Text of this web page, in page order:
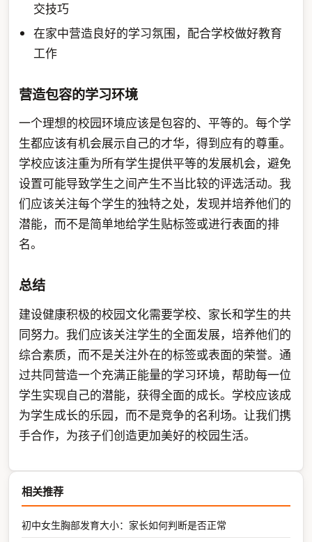
交技巧
在家中营造良好的学习氛围，配合学校做好教育
工作
营造包容的学习环境
一个理想的校园环境应该是包容的、平等的。每个学
生都应该有机会展示自己的才华，得到应有的尊重。
学校应该注重为所有学生提供平等的发展机会，避免
设置可能导致学生之间产生不当比较的评选活动。我
们应该关注每个学生的独特之处，发现并培养他们的
潜能，而不是简单地给学生贴标签或进行表面的排
名。
总结
建设健康积极的校园文化需要学校、家长和学生的共
同努力。我们应该关注学生的全面发展，培养他们的
综合素质，而不是关注外在的标签或表面的荣誉。通
过共同营造一个充满正能量的学习环境，帮助每一位
学生实现自己的潜能，获得全面的成长。学校应该成
为学生成长的乐园，而不是竞争的名利场。让我们携
手合作，为孩子们创造更加美好的校园生活。
相关推荐
初中女生胸部发育大小：家长如何判断是否正常